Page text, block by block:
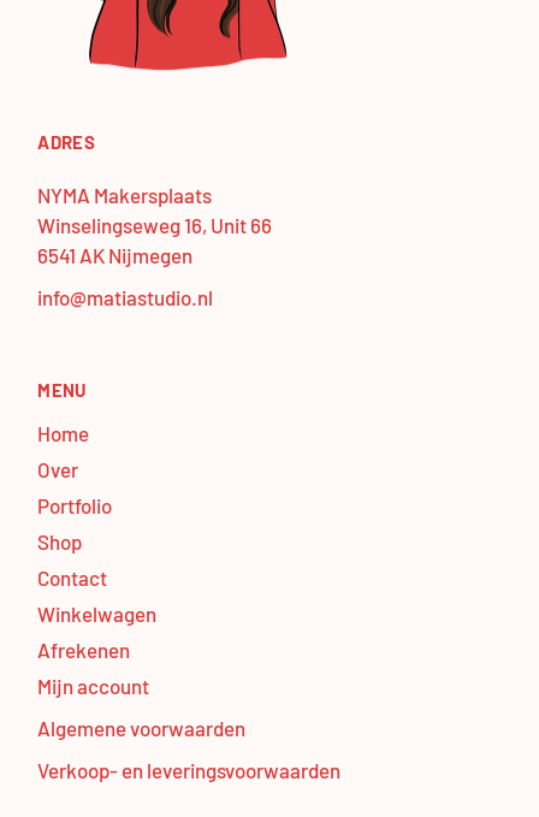
ADRES
NYMA Makersplaats
Winselingseweg 16, Unit 66
6541 AK Nijmegen
info@matiastudio.nl
MENU
Home
Over
Portfolio
Shop
Contact
Winkelwagen
Afrekenen
Mijn account
Algemene voorwaarden
Verkoop- en leveringsvoorwaarden